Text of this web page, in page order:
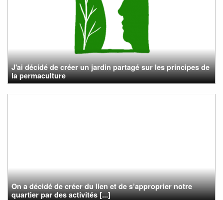
J'ai décidé de créer un jardin partagé sur les principes de
la permaculture
On a décidé de créer du lien et de s’approprier notre
quartier par des activités [...]